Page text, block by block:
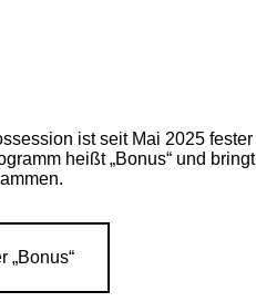
ist seit Mai 2025 fester
heißt „Bonus“ und bringt
„Bonus“